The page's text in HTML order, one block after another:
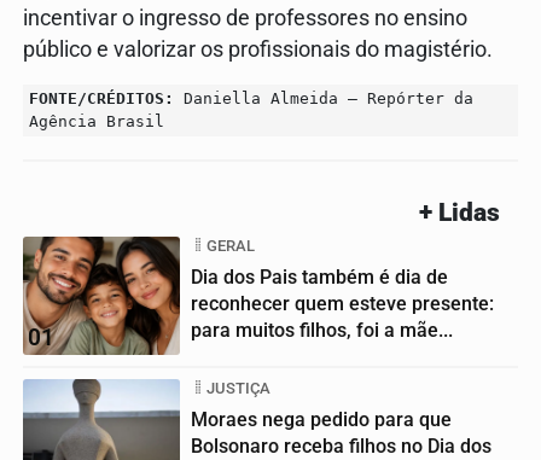
incentivar o ingresso de professores no ensino
público e valorizar os profissionais do magistério.
FONTE/CRÉDITOS:
Daniella Almeida – Repórter da
Agência Brasil
+ Lidas
01
GERAL
Dia dos Pais também é dia de
reconhecer quem esteve presente:
para muitos filhos, foi a mãe...
JUSTIÇA
Moraes nega pedido para que
Bolsonaro receba filhos no Dia dos